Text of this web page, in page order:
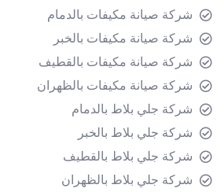
شركة صيانة مكيفات بالدمام
شركة صيانة مكيفات بالخبر
شركة صيانة مكيفات بالقطيف
شركة صيانة مكيفات بالظهران
شركة جلي بلاط بالدمام
شركة جلي بلاط بالخبر
شركة جلي بلاط بالقطيف
شركة جلي بلاط بالظهران